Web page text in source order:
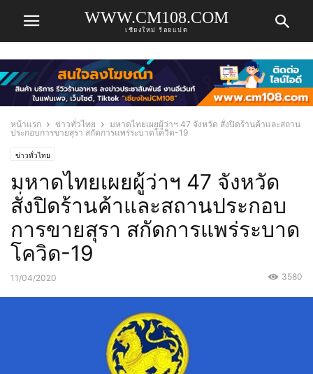
WWW.CM108.COM
เชียงใหม่ ร้อยแปด
หน้าแรก ข่าวทั่วไทย
มหาดไทยเผยผู้ว่าฯ 47 จังหวัด สั่งปิดร้านค้าและสถาน
ประกอบการขายสุรา สกัดการแพร่ระบาดโควิด-19
ข่าวทั่วไทย
มหาดไทยเผยผู้ว่าฯ 47 จังหวัด
สั่งปิดร้านค้าและสถานประกอบ
การขายสุรา สกัดการแพร่ระบาด
โควิด-19
11/04/2020 3580